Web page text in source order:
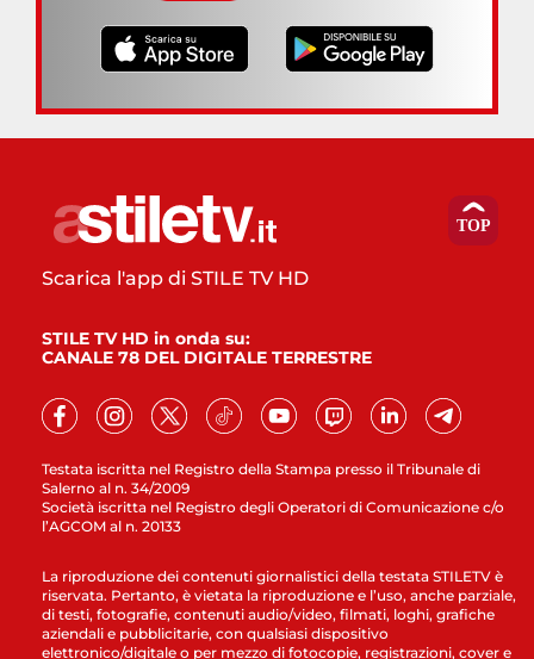
Testata iscritta nel Registro della Stampa presso il Tribunale di
Salerno al n. 34/2009
Società iscritta nel Registro degli Operatori di Comunicazione c/o
l’AGCOM al n. 20133
Scarica l'app di STILE TV HD
STILE TV HD in onda su:
CANALE 78 DEL DIGITALE TERRESTRE
La riproduzione dei contenuti giornalistici della testata STILETV è
riservata. Pertanto, è vietata la riproduzione e l’uso, anche parziale,
di testi, fotografie, contenuti audio/video, filmati, loghi, grafiche
aziendali e pubblicitarie, con qualsiasi dispositivo
elettronico/digitale o per mezzo di fotocopie, registrazioni, cover e